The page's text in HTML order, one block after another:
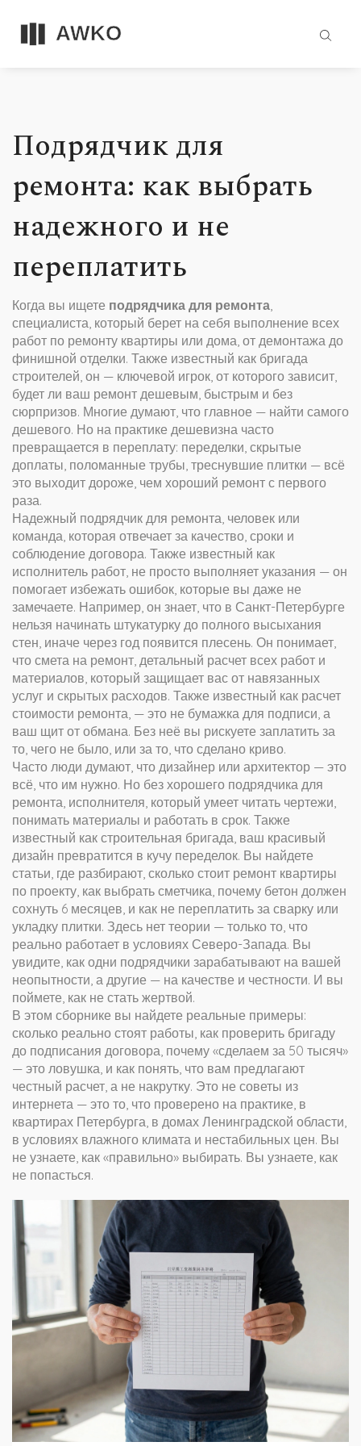
Подрядчик для
ремонта: как выбрать
надежного и не
переплатить
Когда вы ищете подрядчика для ремонта,
специалиста, который берет на себя выполнение всех
работ по ремонту квартиры или дома, от демонтажа до
финишной отделки. Также известный как бригада
строителей, он — ключевой игрок, от которого зависит,
будет ли ваш ремонт дешевым, быстрым и без
сюрпризов. Многие думают, что главное — найти самого
дешевого. Но на практике дешевизна часто
превращается в переплату: переделки, скрытые
доплаты, поломанные трубы, треснувшие плитки — всё
это выходит дороже, чем хороший ремонт с первого
раза.
Надежный подрядчик для ремонта, человек или
команда, которая отвечает за качество, сроки и
соблюдение договора. Также известный как
исполнитель работ, не просто выполняет указания — он
помогает избежать ошибок, которые вы даже не
замечаете. Например, он знает, что в Санкт-Петербурге
нельзя начинать штукатурку до полного высыхания
стен, иначе через год появится плесень. Он понимает,
что смета на ремонт, детальный расчет всех работ и
материалов, который защищает вас от навязанных
услуг и скрытых расходов. Также известный как расчет
стоимости ремонта, — это не бумажка для подписи, а
ваш щит от обмана. Без неё вы рискуете заплатить за
то, чего не было, или за то, что сделано криво.
Часто люди думают, что дизайнер или архитектор — это
всё, что им нужно. Но без хорошего подрядчика для
ремонта, исполнителя, который умеет читать чертежи,
понимать материалы и работать в срок. Также
известный как строительная бригада, ваш красивый
дизайн превратится в кучу переделок. Вы найдете
статьи, где разбирают, сколько стоит ремонт квартиры
по проекту, как выбрать сметчика, почему бетон должен
сохнуть 6 месяцев, и как не переплатить за сварку или
укладку плитки. Здесь нет теории — только то, что
реально работает в условиях Северо-Запада. Вы
увидите, как одни подрядчики зарабатывают на вашей
неопытности, а другие — на качестве и честности. И вы
поймете, как не стать жертвой.
В этом сборнике вы найдете реальные примеры:
сколько реально стоят работы, как проверить бригаду
до подписания договора, почему «сделаем за 50 тысяч»
— это ловушка, и как понять, что вам предлагают
честный расчет, а не накрутку. Это не советы из
интернета — это то, что проверено на практике, в
квартирах Петербурга, в домах Ленинградской области,
в условиях влажного климата и нестабильных цен. Вы
не узнаете, как «правильно» выбирать. Вы узнаете, как
не попасться.